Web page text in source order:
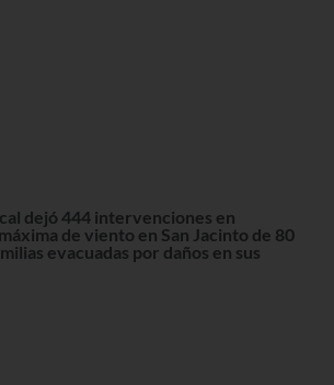
dejó 444 intervenciones en
de viento en San Jacinto de 80
evacuadas por daños en sus